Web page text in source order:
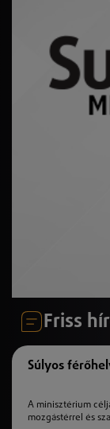
Friss
Súlyos
A minisztérium
mozgástérrel és